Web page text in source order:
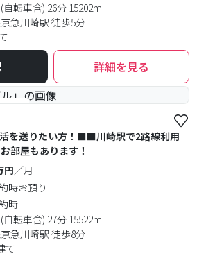
転車含) 26分 15202m
急川崎駅 徒歩5分
詳細を見る
待ち
を送りたい方！■■川崎駅で2路線利用
屋もあります！
円／月
時お預り
時
転車含) 27分 15522m
急川崎駅 徒歩8分
て